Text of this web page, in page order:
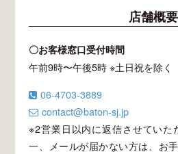
店舗概要
〇お客様窓口受付時間
午前9時〜午後5時 ※土日祝を除く
06-4703-3889
contact@baton-sj.jp
※2営業日以内に返信させていた
一、メールが届かない方は、お